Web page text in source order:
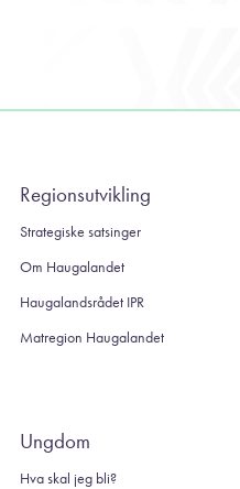
Regionsutvikling
Strategiske satsinger
Om Haugalandet
Haugalandsrådet IPR
Matregion Haugalandet
Ungdom
Hva skal jeg bli?